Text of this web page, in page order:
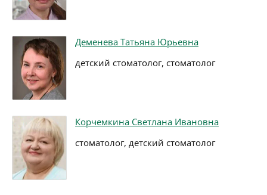
Деменева Татьяна Юрьевна
детский стоматолог, стоматолог
Корчемкина Светлана Ивановна
стоматолог, детский стоматолог